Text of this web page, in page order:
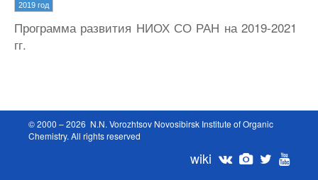
2019 год
Программа развития НИОХ СО РАН на 2019-2021
гг.
© 2000 – 2026 N.N. Vorozhtsov Novosibirsk Institute of Organic
Chemistry. All rights reserved
wiki